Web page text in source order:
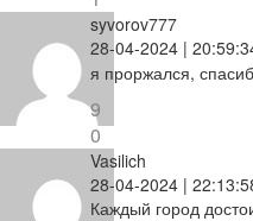
syvorov777
28-04-2024 |
я проржался,
9
0
Vasilich
28-04-2024 |
Каждый город